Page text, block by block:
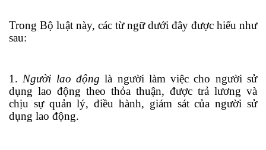
Trong Bộ luật này, các từ ngữ dưới đây được hiểu như
sau:
1. Người lao động là người làm việc cho người sử
dụng lao động theo thỏa thuận, được trả lương và
chịu sự quản lý, điều hành, giám sát của người sử
dụng lao động.